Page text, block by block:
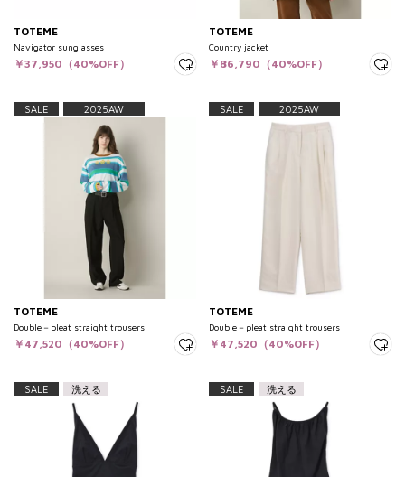
TOTEME
Navigator sunglasses
￥37,950（40%OFF）
TOTEME
Country jacket
￥86,790（40%OFF）
SALE 2025AW
TOTEME
Double－pleat straight trousers
￥47,520（40%OFF）
SALE 2025AW
TOTEME
Double－pleat straight trousers
￥47,520（40%OFF）
SALE 洗える SALE 洗える